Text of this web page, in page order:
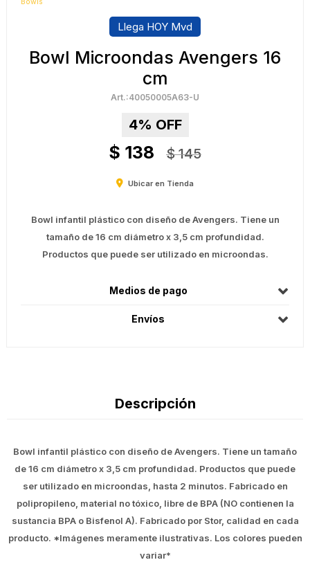
Bowls
Llega HOY Mvd
Bowl Microondas Avengers 16
cm
40050005A63-U
4
$ 138 $ 145
Ubicar en Tienda
Bowl infantil plástico con diseño de Avengers. Tiene un
tamaño de 16 cm diámetro x 3,5 cm profundidad.
Productos que puede ser utilizado en microondas.
Medios de pago
Envíos
Descripción
Bowl infantil plástico con diseño de Avengers. Tiene un tamaño
de 16 cm diámetro x 3,5 cm profundidad. Productos que puede
ser utilizado en microondas, hasta 2 minutos. Fabricado en
polipropileno, material no tóxico, libre de BPA (NO contienen la
sustancia BPA o Bisfenol A). Fabricado por Stor, calidad en cada
producto. *Imágenes meramente ilustrativas. Los colores pueden
variar*